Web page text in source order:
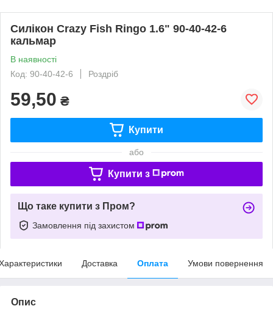
Силікон Crazy Fish Ringo 1.6" 90-40-42-6
кальмар
В наявності
Код: 90-40-42-6
Роздріб
59,50 ₴
Купити
або
Купити з
Що таке купити з Пром?
Замовлення під захистом
Доставка Оплата Умови повернення
Опис